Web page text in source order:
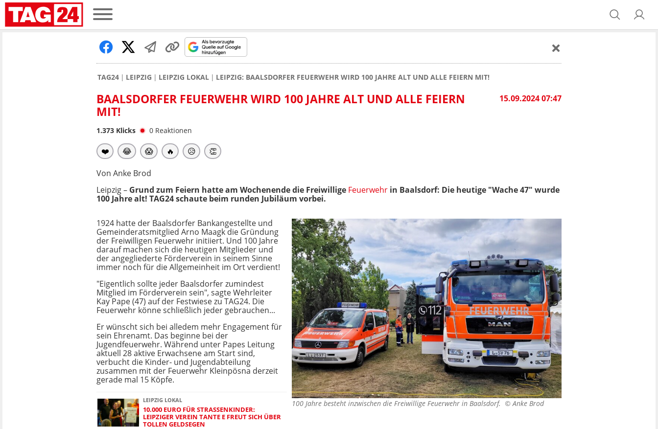
TAG24 LEIPZIG LEIPZIG LOKAL LEIPZIG: BAALSDORFER FEUERWEHR WIRD 100 JAHRE ALT UND ALLE FEIERN MIT!
15.09.2024 07:47
BAALSDORFER FEUERWEHR WIRD 100 JAHRE ALT UND ALLE FEIERN
MIT!
1.373 Klicks 0 Reaktionen
❤️ 😂 😱 🔥 😥 👏
Von Anke Brod
Leipzig – Grund zum Feiern hatte am Wochenende die Freiwillige Feuerwehr in Baalsdorf: Die heutige "Wache 47" wurde
100 Jahre alt! TAG24 schaute beim runden Jubiläum vorbei.
100 Jahre besteht inzwischen die Freiwillige Feuerwehr in Baalsdorf. ©Anke Brod
1924 hatte der Baalsdorfer Bankangestellte und
Gemeinderatsmitglied Arno Maagk die Gründung
der Freiwilligen Feuerwehr initiiert. Und 100 Jahre
darauf machen sich die heutigen Mitglieder und
der angegliederte Förderverein in seinem Sinne
immer noch für die Allgemeinheit im Ort verdient!
"Eigentlich sollte jeder Baalsdorfer zumindest
Mitglied im Förderverein sein", sagte Wehrleiter
Kay Pape (47) auf der Festwiese zu TAG24. Die
Feuerwehr könne schließlich jeder gebrauchen...
Er wünscht sich bei alledem mehr Engagement für
sein Ehrenamt. Das beginne bei der
Jugendfeuerwehr. Während unter Papes Leitung
aktuell 28 aktive Erwachsene am Start sind,
verbucht die Kinder- und Jugendabteilung
zusammen mit der Feuerwehr Kleinpösna derzeit
gerade mal 15 Köpfe.
LEIPZIG LOKAL
10.000 EURO FÜR STRASSENKINDER: L
EIPZIGER VEREIN TANTE E FREUT SICH ÜBER T
OLLEN GELDSEGEN